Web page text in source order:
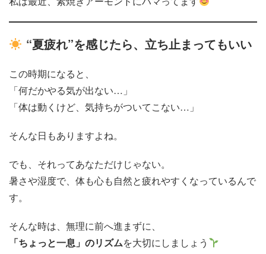
“夏疲れ”を感じたら、立ち止まってもいい
この時期になると、
「何だかやる気が出ない…」
「体は動くけど、気持ちがついてこない…」
そんな日もありますよね。
でも、それってあなただけじゃない。
暑さや湿度で、体も心も自然と疲れやすくなっているんで
す。
そんな時は、無理に前へ進まずに、
「ちょっと一息」のリズムを大切にしましょう